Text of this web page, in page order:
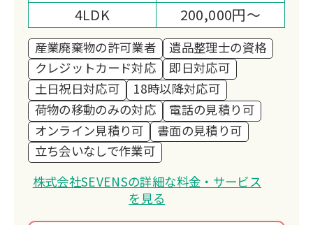
4LDK
200,000円～
産業廃棄物の許可業者
遺品整理士の資格
クレジットカード対応
即日対応可
土日祝日対応可
18時以降対応可
荷物の移動のみの対応
電話の見積り可
オンライン見積り可
書面の見積り可
立ち会いなしで作業可
株式会社SEVENSの詳細な料金・サービス
を見る